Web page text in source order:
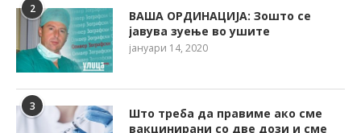
2
ВАША ОРДИНАЦИЈА: Зошто се
јавува зуење во ушите
јануари 14, 2020
3
Што треба да правиме ако сме
вакцинирани со две дози и сме